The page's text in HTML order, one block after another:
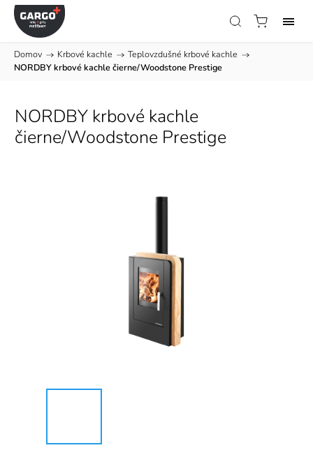
Domov / Krbové kachle / Teplovzdušné krbové kachle /
NORDBY krbové kachle čierne/Woodstone Prestige
NORDBY krbové kachle
čierne/Woodstone Prestige